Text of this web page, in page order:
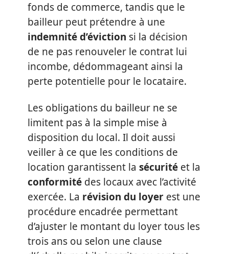
fonds de commerce, tandis que le
bailleur peut prétendre à une
indemnité d’éviction si la décision
de ne pas renouveler le contrat lui
incombe, dédommageant ainsi la
perte potentielle pour le locataire.
Les obligations du bailleur ne se
limitent pas à la simple mise à
disposition du local. Il doit aussi
veiller à ce que les conditions de
location garantissent la sécurité et la
conformité des locaux avec l’activité
exercée. La révision du loyer est une
procédure encadrée permettant
d’ajuster le montant du loyer tous les
trois ans ou selon une clause